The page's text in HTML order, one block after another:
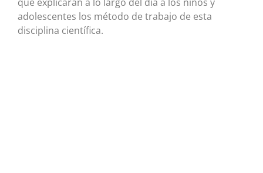
adolescentes los método de trabajo de esta
disciplina científica.